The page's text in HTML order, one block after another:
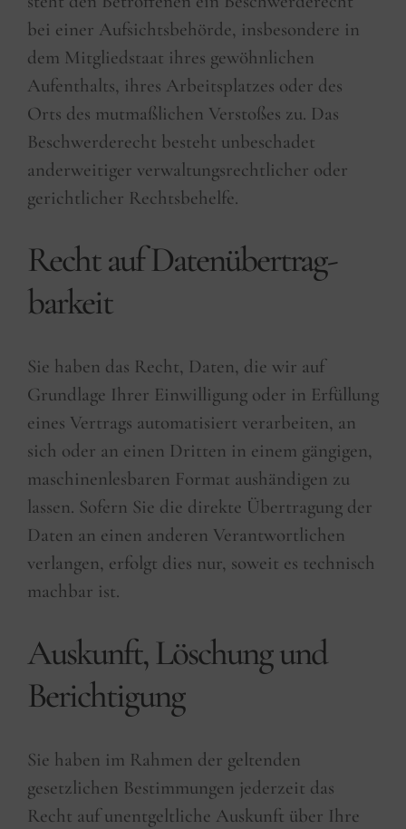
bei einer Aufsichtsbehörde, insbesondere in
dem Mitgliedstaat ihres gewöhnlichen
Aufenthalts, ihres Arbeitsplatzes oder des
Orts des mutmaßlichen Verstoßes zu. Das
Beschwerderecht besteht unbeschadet
anderweitiger verwaltungsrechtlicher oder
gerichtlicher Rechtsbehelfe.
Recht auf Daten­übertrag­
barkeit
Sie haben das Recht, Daten, die wir auf
Grundlage Ihrer Einwilligung oder in Erfüllung
eines Vertrags automatisiert verarbeiten, an
sich oder an einen Dritten in einem gängigen,
maschinenlesbaren Format aushändigen zu
lassen. Sofern Sie die direkte Übertragung der
Daten an einen anderen Verantwortlichen
verlangen, erfolgt dies nur, soweit es technisch
machbar ist.
Auskunft, Löschung und
Berichtigung
Sie haben im Rahmen der geltenden
gesetzlichen Bestimmungen jederzeit das
Recht auf unentgeltliche Auskunft über Ihre